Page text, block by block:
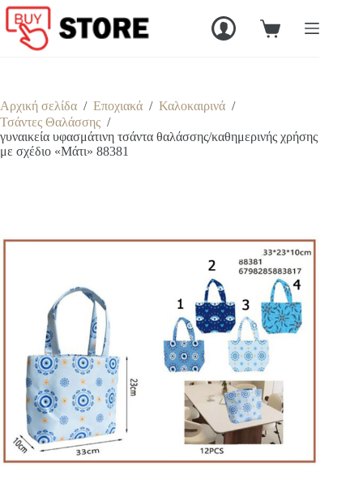
Μετάβαση
στο
περιεχόμενο
Καλάθι
Αρχική σελίδα / Εποχιακά / Καλοκαιρινά /
Τσάντες Θαλάσσης /
γυναικεία υφασμάτινη τσάντα θαλάσσης/καθημερινής χρήσης
με σχέδιο «Μάτι» 88381